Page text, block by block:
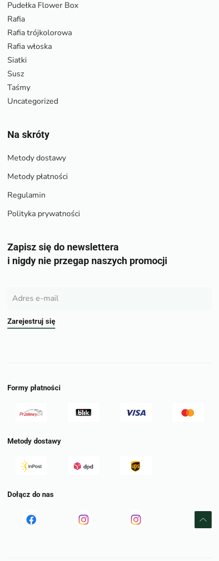
Pudełka Flower Box
Rafia
Rafia trójkolorowa
Rafia włoska
Siatki
Susz
Taśmy
Uncategorized
Na skróty
Metody dostawy
Metody płatności
Regulamin
Polityka prywatności
Zapisz się do newslettera
i nigdy nie przegap naszych promocji
Zarejestruj się
Formy płatności
Metody dostawy
Dołącz do nas